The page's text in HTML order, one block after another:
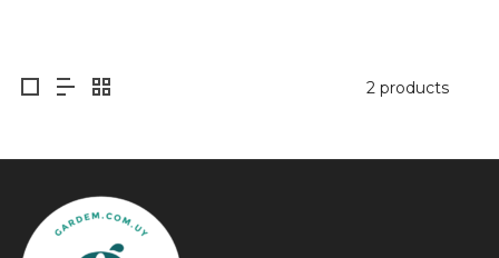
2 products